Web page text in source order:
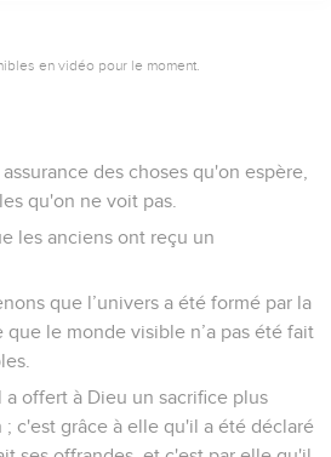
en vidéo pour le moment.
des choses qu'on espère,
qu'on ne voit pas.
les anciens ont reçu un
que l’univers a été formé par la
le monde visible n’a pas été fait
offert à Dieu un sacrifice plus
c'est grâce à elle qu'il a été déclaré